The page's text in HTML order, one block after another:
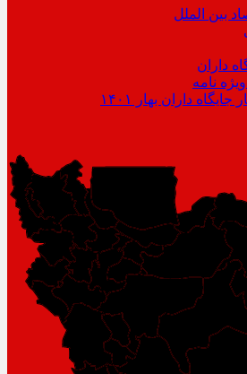
بین الملل
داران
نامه
داران بهار ۱۴۰۱